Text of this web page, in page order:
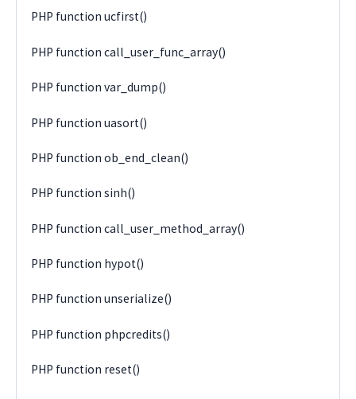
PHP function ucfirst()
PHP function call_user_func_array()
PHP function var_dump()
PHP function uasort()
PHP function ob_end_clean()
PHP function sinh()
PHP function call_user_method_array()
PHP function hypot()
PHP function unserialize()
PHP function phpcredits()
PHP function reset()